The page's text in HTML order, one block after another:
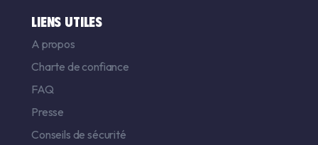
LIENS UTILES
A propos
Charte de confiance
FAQ
Presse
Conseils de sécurité